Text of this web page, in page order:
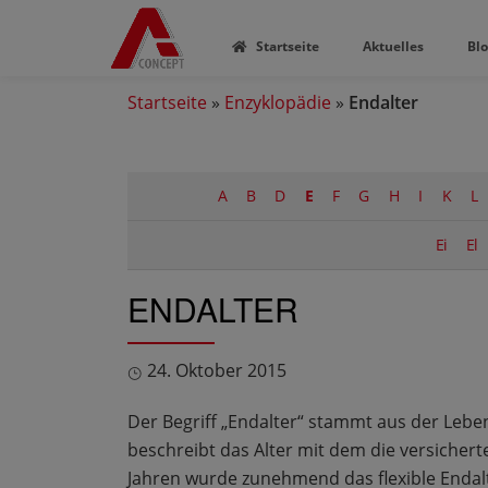
Startseite Aktuelles
Startseite » Enzyklopädie » Endalter
A B D E F G H I K L
Ei El
ENDALTER
24. Oktober 2015
Der Begriff „Endalter“ stammt aus der
beschreibt das Alter mit dem die
Jahren wurde zunehmend das flexible